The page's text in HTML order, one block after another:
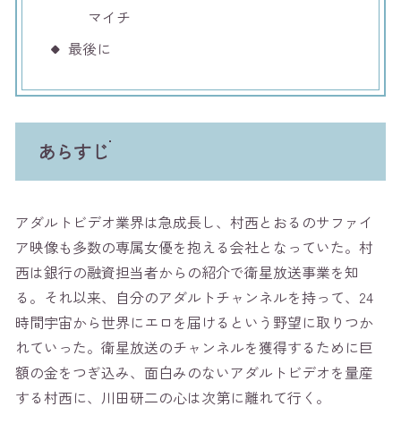
マイチ
最後に
あらすじ
アダルトビデオ業界は急成長し、村西とおるのサファイ
ア映像も多数の専属女優を抱える会社となっていた。村
西は銀行の融資担当者からの紹介で衛星放送事業を知
る。それ以来、自分のアダルトチャンネルを持って、24
時間宇宙から世界にエロを届けるという野望に取りつか
れていった。衛星放送のチャンネルを獲得するために巨
額の金をつぎ込み、面白みのないアダルトビデオを量産
する村西に、川田研二の心は次第に離れて行く。